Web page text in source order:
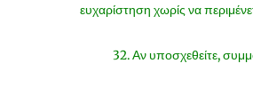
ευχαρίστηση χωρίς να
32. Αν υποσχεθείτε,